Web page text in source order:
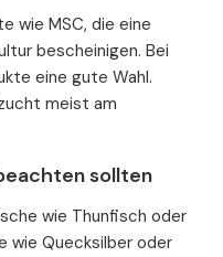
wie MSC, die eine
bescheinigen. Bei
eine gute Wahl.
meist am
sollten
wie Thunfisch oder
wie Quecksilber oder